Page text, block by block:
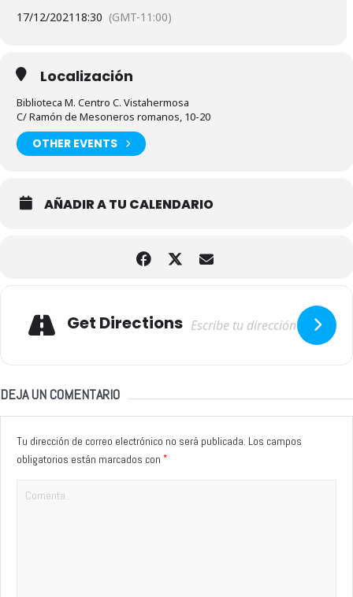
17/12/2021 18:30 (GMT-11:00)
Localización
Biblioteca M. Centro C. Vistahermosa
C/ Ramón de Mesoneros romanos, 10-20
OTHER EVENTS
AÑADIR A TU CALENDARIO
Get Directions
DEJA UN COMENTARIO
Tu dirección de correo electrónico no será publicada. Los campos
obligatorios están marcados con *